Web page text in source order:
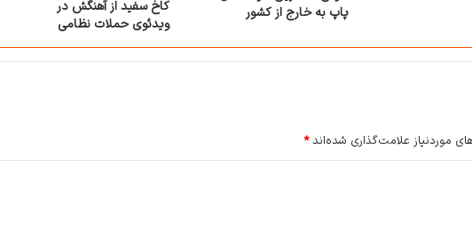
پاپ به خارج از کشور
کاخ سفید از آهنگش در
ویدئوی حملات نظامی
موردنیاز علامت‌گذاری شده‌اند*